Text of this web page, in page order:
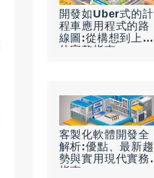
開發如Uber式的計
程車應用程式的路
線圖:從構想到上線
的完整指南
客製化軟體開發全
解析:優點、最新趨
勢與實用現代實務
指南